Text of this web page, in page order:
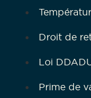
Droit de
Loi
Prime de